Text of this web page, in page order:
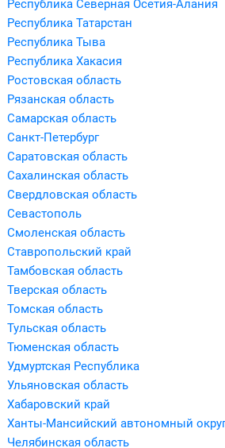
Республика Северная Осетия-Алания
Республика Татарстан
Республика Тыва
Республика Хакасия
Ростовская область
Рязанская область
Самарская область
Санкт-Петербург
Саратовская область
Сахалинская область
Свердловская область
Севастополь
Смоленская область
Ставропольский край
Тамбовская область
Тверская область
Томская область
Тульская область
Тюменская область
Удмуртская Республика
Ульяновская область
Хабаровский край
Ханты-Мансийский автономный
Челябинская область